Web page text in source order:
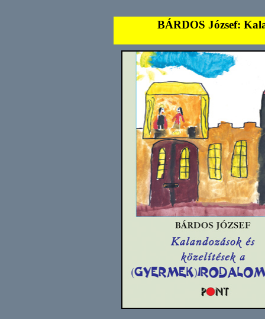
BÁRDOS József: